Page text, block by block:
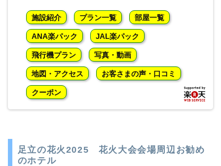
施設紹介 プラン一覧 部屋一覧
ANA楽パック JAL楽パック
飛行機プラン 写真・動画
地図・アクセス お客さまの声・口コミ
クーポン
足立の花火2025 花火大会会場周辺お勧め
のホテル